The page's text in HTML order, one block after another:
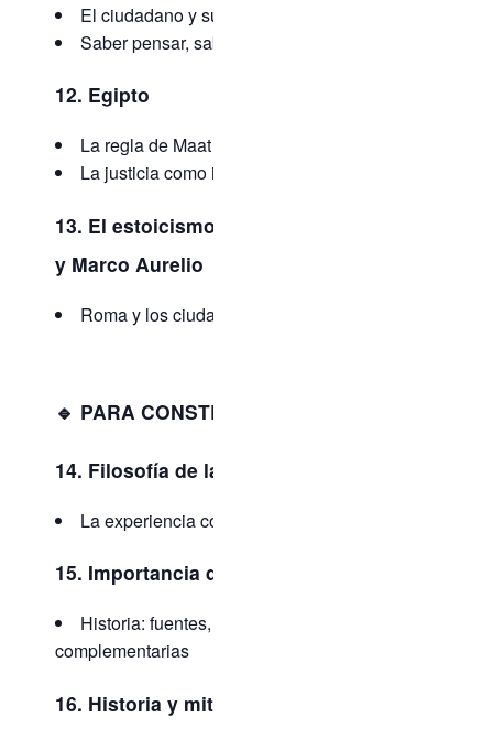
El ciudadano y su protagonismo
Saber pensar, saber elegir
12. Egipto
La regla de Maat
La justicia como impulso colectivo
13. El estoicismo: Epícteto, Séneca
y Marco Aurelio
Roma y los ciudadanos del mundo
🔹 PARA CONSTRUIR EL FUTURO:
14. Filosofía de la historia
La experiencia como motor de futuro
15. Importancia de la transmisión
Historia: fuentes, fundamentos y ciencias
complementarias
16. Historia y mitología